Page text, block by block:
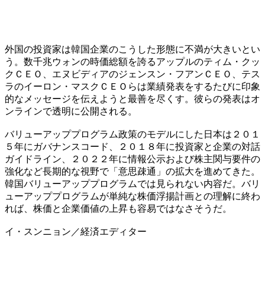
外国の投資家は韓国企業のこうした形態に不満が大きいとい
う。数千兆ウォンの時価総額を誇るアップルのティム・クッ
クＣＥＯ、エヌビディアのジェンスン・フアンＣＥＯ、テス
ラのイーロン・マスクＣＥＯらは業績発表をするたびに印象
的なメッセージを伝えようと最善を尽くす。彼らの発表はオ
ンラインで透明に公開される。
バリューアッププログラム政策のモデルにした日本は２０１
５年にガバナンスコード、２０１８年に投資家と企業の対話
ガイドライン、２０２２年に情報公示および株主関与要件の
強化など長期的な視野で「意思疎通」の拡大を進めてきた。
韓国バリューアッププログラムでは見られない内容だ。バリ
ューアッププログラムが単純な株価浮揚計画との理解に終わ
れば、株価と企業価値の上昇も容易ではなさそうだ。
イ・スンニョン／経済エディター